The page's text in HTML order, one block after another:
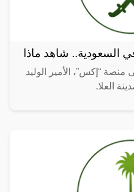
السعودية.. شاهد ماذا
“إكس”، الأمير الوليد
العلا.